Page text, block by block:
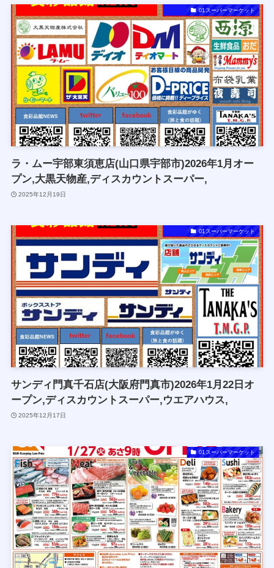
01スーパーマーケット
ラ・ムー宇部東須恵店(山口県宇部市)2026年1月オー
プン,大黒天物産,ディスカウントスーパー,
2025年12月19日
01スーパーマーケット
サンディ門真千石店(大阪府門真市)2026年1月22日オ
ープン,ディスカウントスーパー,ウエアハウス,
2025年12月17日
01スーパーマーケット